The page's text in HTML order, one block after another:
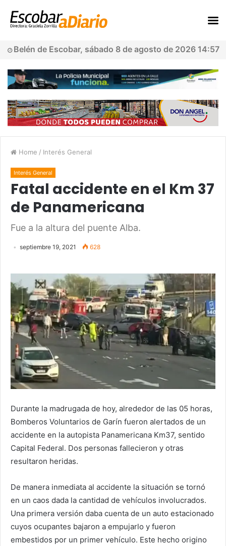
Belén de Escobar, sábado 8 de agosto de 2026 14:57
Home / Interés General
Interés General
Fatal accidente en el Km 37
de Panamericana
Fue a la altura del puente Alba.
septiembre 19, 2021 628
Durante la madrugada de hoy, alrededor de las 05 horas,
Bomberos Voluntarios de Garín fueron alertados de un
accidente en la autopista Panamericana Km37, sentido
Capital Federal. Dos personas fallecieron y otras
resultaron heridas.
De manera inmediata al accidente la situación se tornó
en un caos dada la cantidad de vehículos involucrados.
Una primera versión daba cuenta de un auto estacionado
cuyos ocupantes bajaron a empujarlo y fueron
embestidos por un primer vehículo. Este hecho origino